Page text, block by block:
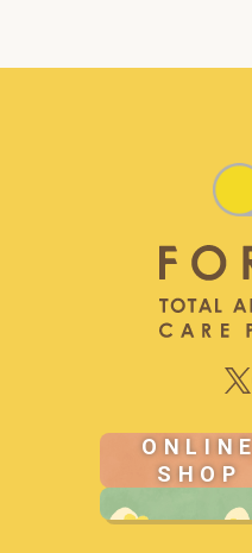
ONLINE
SHOP